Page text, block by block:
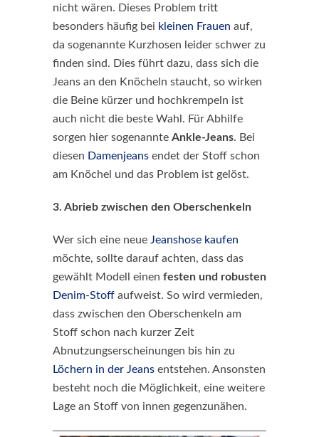
nicht wären. Dieses Problem tritt
besonders häufig bei kleinen Frauen auf,
da sogenannte Kurzhosen leider schwer zu
finden sind. Dies führt dazu, dass sich die
Jeans an den Knöcheln staucht, so wirken
die Beine kürzer und hochkrempeln ist
auch nicht die beste Wahl. Für Abhilfe
sorgen hier sogenannte Ankle-Jeans. Bei
diesen Damenjeans endet der Stoff schon
am Knöchel und das Problem ist gelöst.
3. Abrieb zwischen den Oberschenkeln
Wer sich eine neue Jeanshose kaufen
möchte, sollte darauf achten, dass das
gewählt Modell einen festen und robusten
Denim-Stoff aufweist. So wird vermieden,
dass zwischen den Oberschenkeln am
Stoff schon nach kurzer Zeit
Abnutzungserscheinungen bis hin zu
Löchern in der Jeans entstehen. Ansonsten
besteht noch die Möglichkeit, eine weitere
Lage an Stoff von innen gegenzunähen.